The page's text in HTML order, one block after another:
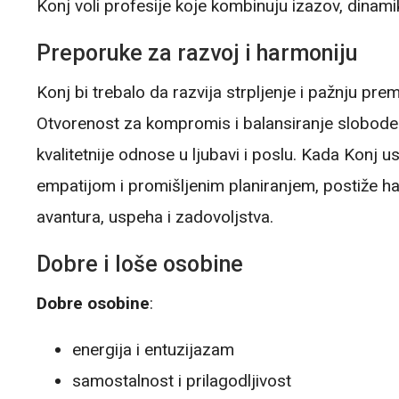
Konj voli profesije koje kombinuju izazov,
Preporuke za razvoj i harmoniju
Konj bi trebalo da razvija strpljenje i pažnju
Otvorenost za kompromis i balansiranje
kvalitetnije odnose u ljubavi i poslu. Kada Konj
empatijom i promišljenim planiranjem, postiže
avantura, uspeha i zadovoljstva.
Dobre i loše osobine
Dobre osobine:
energija i entuzijazam
samostalnost i prilagodljivost